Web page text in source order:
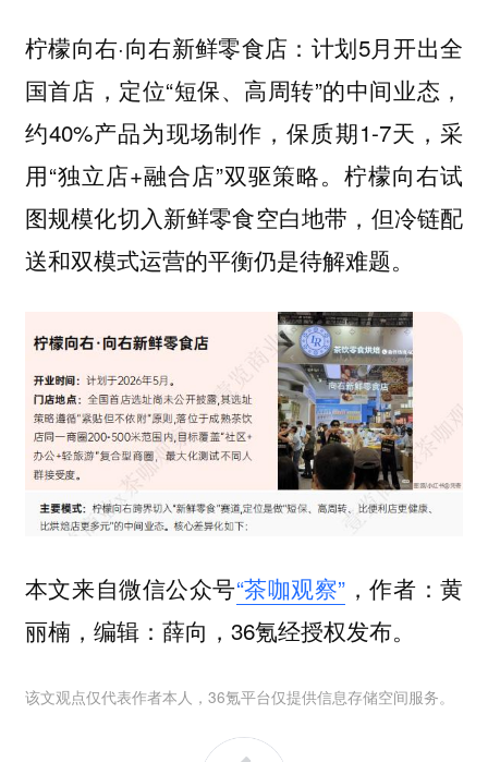
柠檬向右·向右新鲜零食店：计划5月开出全
国首店，定位“短保、高周转”的中间业态，
约40%产品为现场制作，保质期1-7天，采
用“独立店+融合店”双驱策略。柠檬向右试
图规模化切入新鲜零食空白地带，但冷链配
送和双模式运营的平衡仍是待解难题。
本文来自微信公众号“茶咖观察” ，作者：黄
丽楠，编辑：薛向，36氪经授权发布。
该文观点仅代表作者本人，36氪平台仅提供信息存储空间服务。